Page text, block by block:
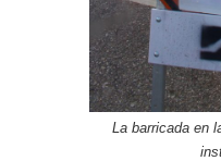
La barricada en